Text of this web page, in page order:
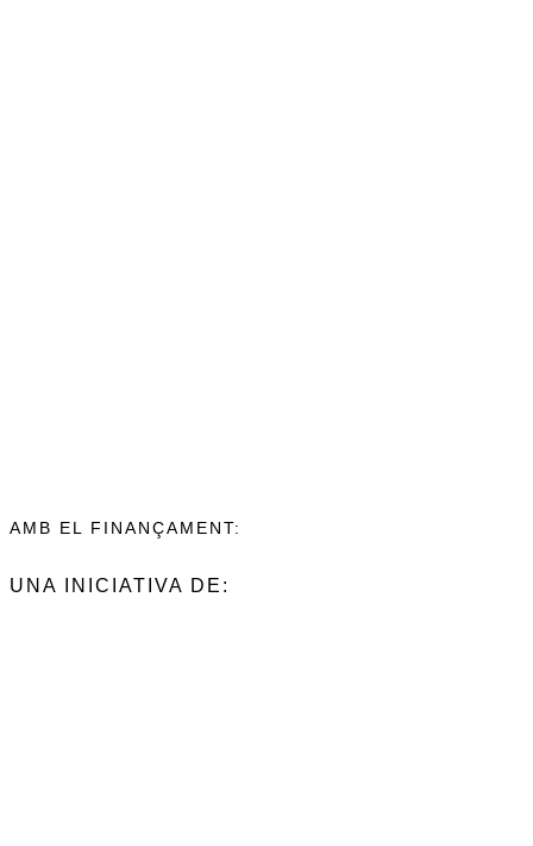
AMB EL FINANÇAMENT:
UNA INICIATIVA DE: